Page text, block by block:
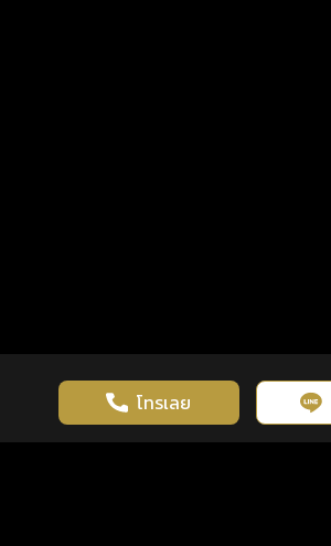
โทรเลย
เว็บไซต์นี้มีการใช้งานคุกกี้ เพื่อเพิ่มประสิทธิภาพและปร
ในการใช้งานเว็บไซต์ นโยบายความเป็นส่วนตั
รู้ก่อน พร้อมกว่า ทุกจังหวะชีวิต